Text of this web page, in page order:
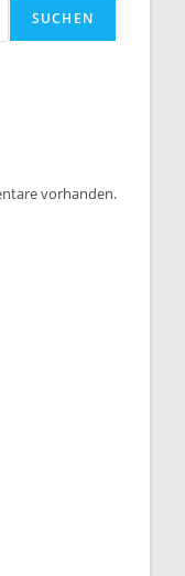
SUCHEN
vorhanden.